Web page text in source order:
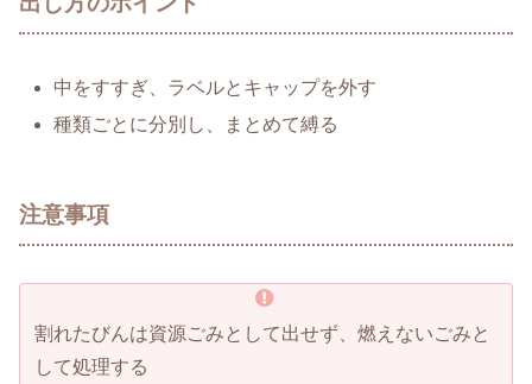
中をすすぎ、ラベルとキャップを外す
種類ごとに分別し、まとめて縛る
注意事項
割れたびんは資源ごみとして出せず、燃えないごみと
して処理する